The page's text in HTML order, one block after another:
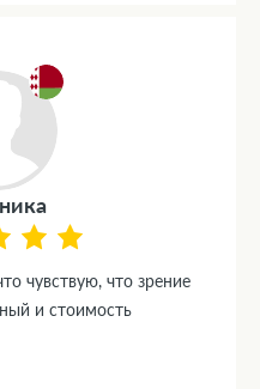
чувствую, что зрение
и стоимость